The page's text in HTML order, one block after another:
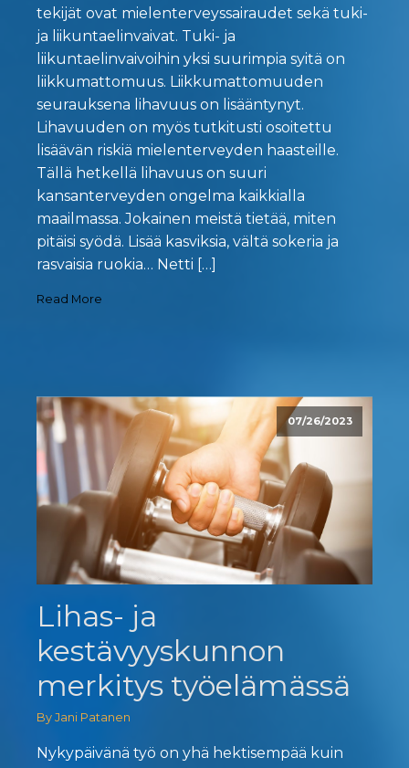
tekijät ovat mielenterveyssairaudet sekä tuki-
ja liikuntaelinvaivat. Tuki- ja
liikuntaelinvaivoihin yksi suurimpia syitä on
liikkumattomuus. Liikkumattomuuden
seurauksena lihavuus on lisääntynyt.
Lihavuuden on myös tutkitusti osoitettu
lisäävän riskiä mielenterveyden haasteille.
Tällä hetkellä lihavuus on suuri
kansanterveyden ongelma kaikkialla
maailmassa. Jokainen meistä tietää, miten
pitäisi syödä. Lisää kasviksia, vältä sokeria ja
rasvaisia ruokia… Netti […]
Read More
07/26/2023
Lihas- ja
kestävyyskunnon
merkitys työelämässä
By Jani Patanen
Nykypäivänä työ on yhä hektisempää kuin